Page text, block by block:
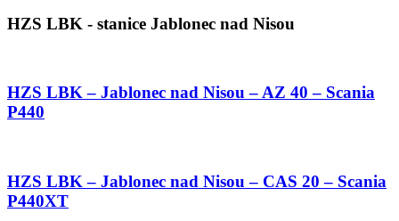
HZS LBK - stanice Jablonec nad Nisou
HZS LBK – Jablonec nad Nisou – AZ 40 – Scania
P440
HZS LBK – Jablonec nad Nisou – CAS 20 – Scania
P440XT